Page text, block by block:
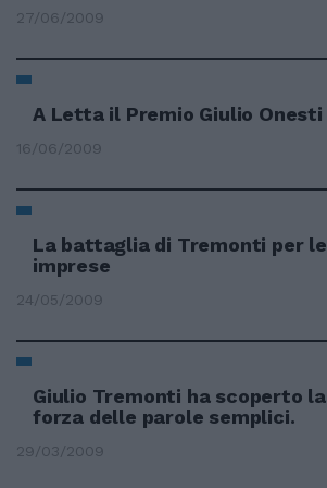
27/06/2009
A Letta il Premio Giulio Onesti
16/06/2009
La battaglia di Tremonti per le
imprese
24/05/2009
Giulio Tremonti ha scoperto la
forza delle parole semplici.
29/03/2009